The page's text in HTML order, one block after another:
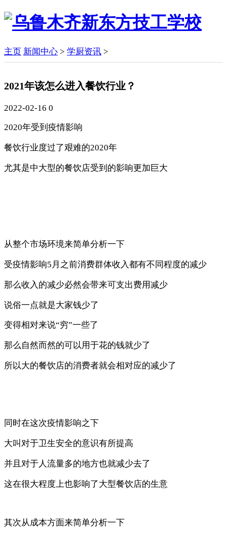
主页 新闻中心 > 学厨资讯 >
2021年该怎么进入餐饮行业？
2022-02-16 0
2020年受到疫情影响
餐饮行业度过了艰难的2020年
尤其是中大型的餐饮店受到的影响更加巨大
从整个市场环境来简单分析一下
受疫情影响5月之前消费群体收入都有不同程度的减少
那么收入的减少必然会带来可支出费用减少
说俗一点就是大家钱少了
变得相对来说“穷”一些了
那么自然而然的可以用于花的钱就少了
所以大的餐饮店的消费者就会相对应的减少了
同时在这次疫情影响之下
大叫对于卫生安全的意识有所提高
并且对于人流量多的地方也就减少去了
这在很大程度上也影响了大型餐饮店的生意
其次从成本方面来简单分析一下